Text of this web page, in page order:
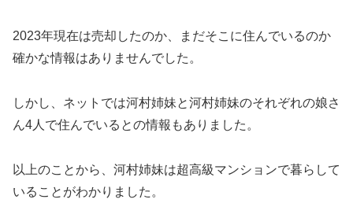
2023年現在は売却したのか、まだそこに住んでいるのか
確かな情報はありませんでした。
しかし、ネットでは河村姉妹と河村姉妹のそれぞれの娘さ
ん4人で住んでいるとの情報もありました。
以上のことから、河村姉妹は超高級マンションで暮らして
いることがわかりました。